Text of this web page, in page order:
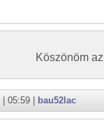
Köszönöm
| 05:59 | bau52lac